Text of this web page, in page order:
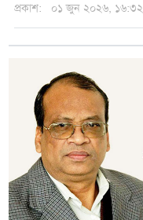
প্রকাশ: ০১ জুন ২০২৬, ১৬:৩২